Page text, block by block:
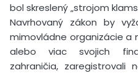
bol skreslený „strojom
Navrhovaný zákon by
mimovládne organizácie a
alebo viac svojich
zahraničia, zaregistrovali